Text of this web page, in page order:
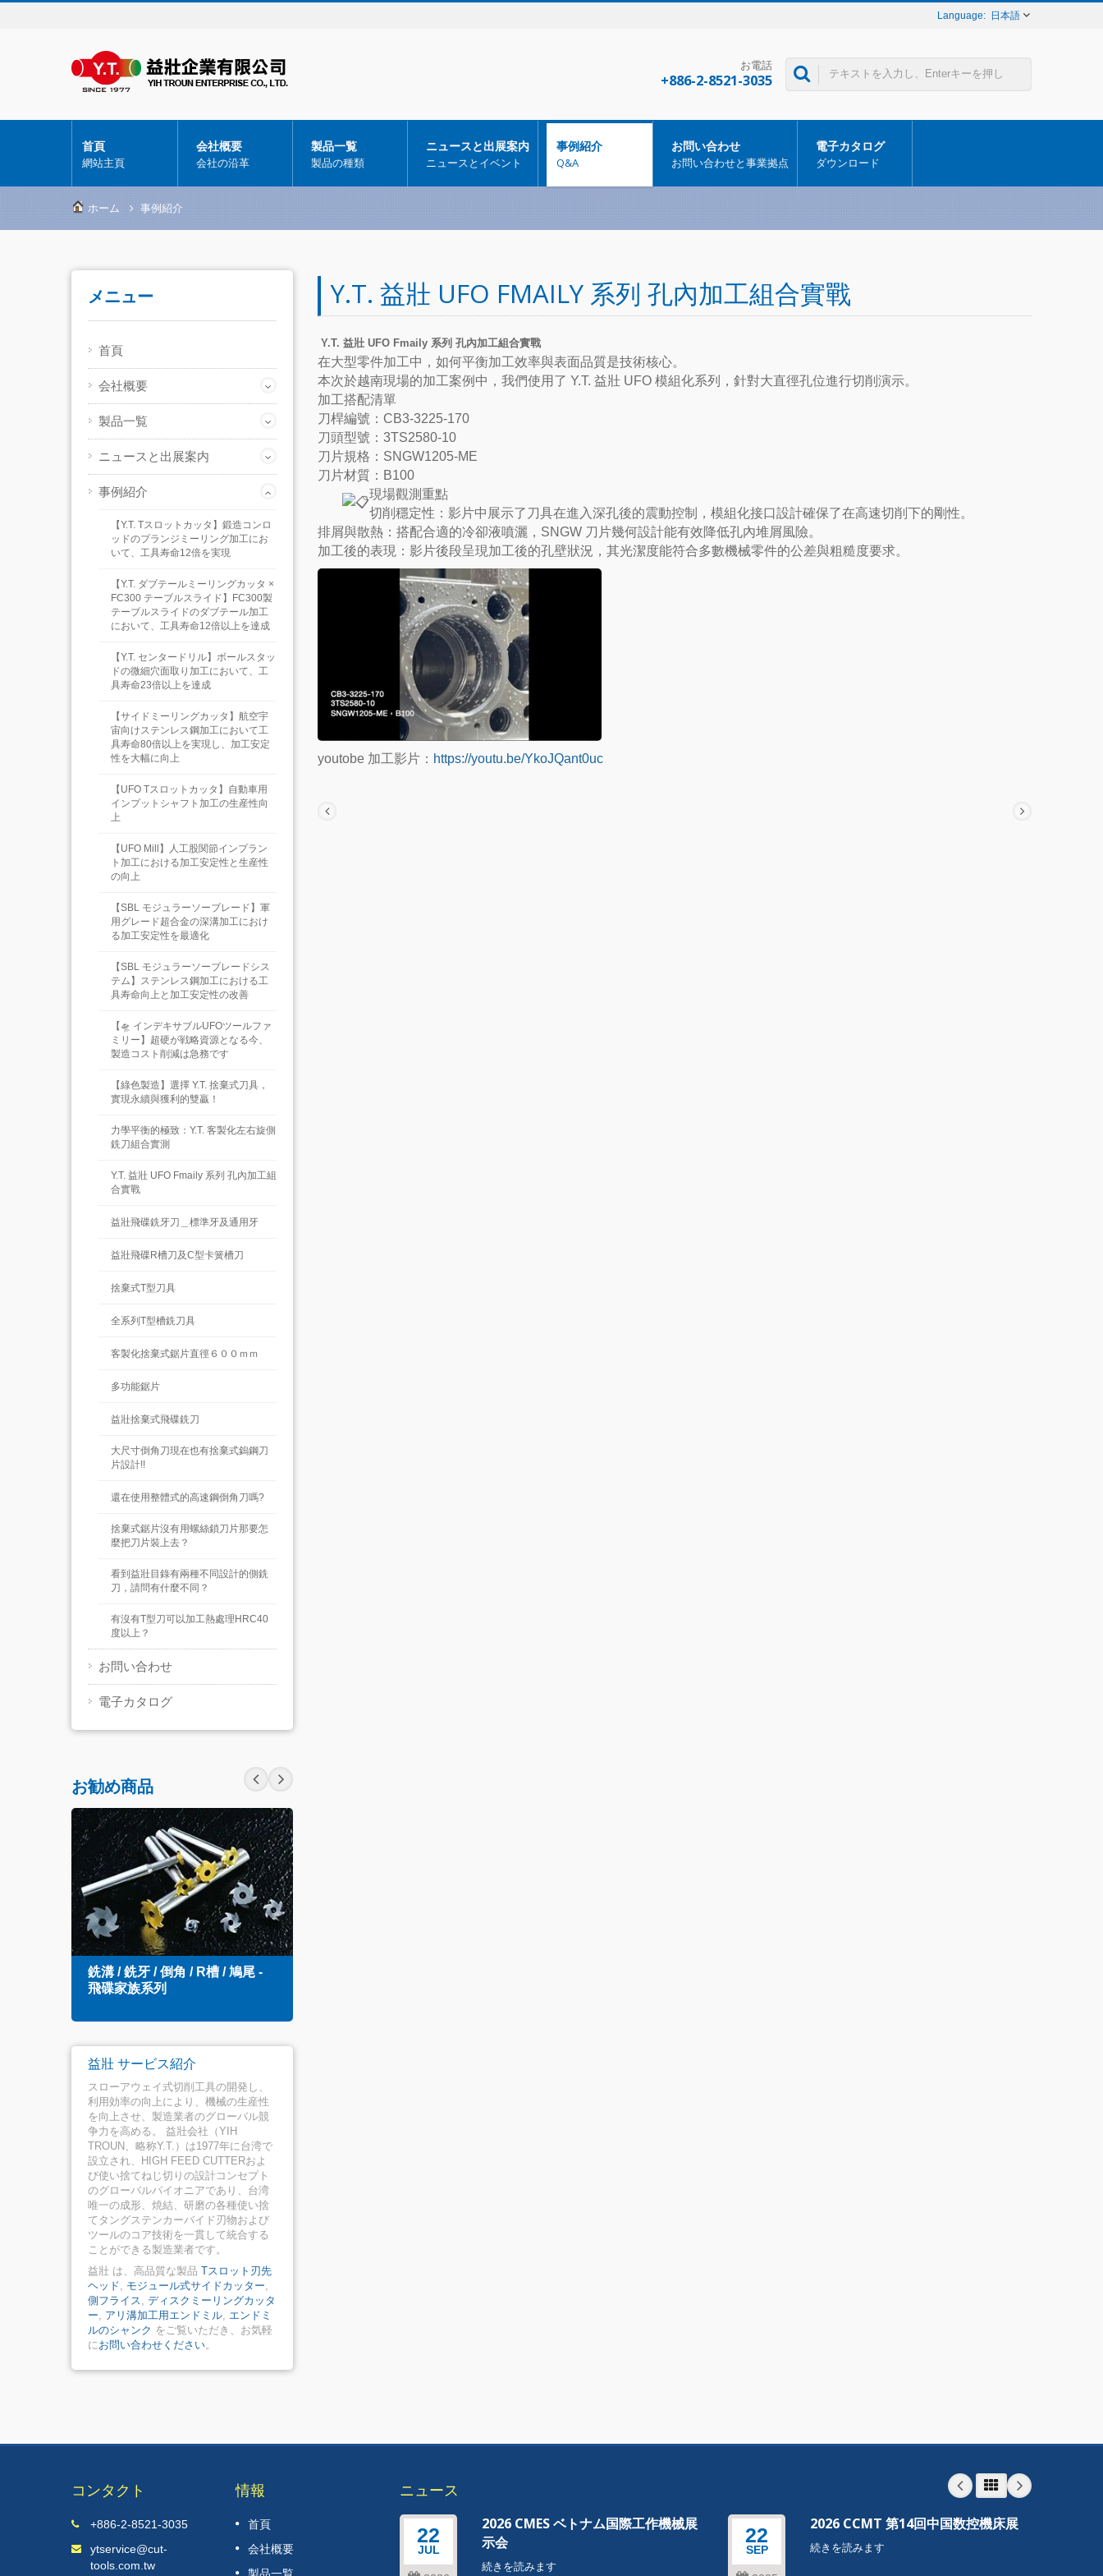
日本語
お電話
+886-2-8521-3035
首頁
網站主頁
会社概要
会社の沿革
製品一覧
製品の種類
ニュースと出展案内
ニュースとイベント
事例紹介
Q&A
お問い合わせ
お問い合わせと事業拠点
電子カタログ
ダウンロード
ホーム 事例紹介
メニュー
首頁
会社概要
製品一覧
ニュースと出展案内
事例紹介
【Y.T. Tスロットカッタ】鍛造コンロ
ッドのプランジミーリング加工にお
いて、工具寿命12倍を実現
【Y.T. ダブテールミーリングカッタ ×
FC300 テーブルスライド】FC300製
テーブルスライドのダブテール加工
において、工具寿命12倍以上を達成
【Y.T. センタードリル】ボールスタッ
ドの微細穴面取り加工において、工
具寿命23倍以上を達成
【サイドミーリングカッタ】航空宇
宙向けステンレス鋼加工において工
具寿命80倍以上を実現し、加工安定
性を大幅に向上
【UFO Tスロットカッタ】自動車用
インプットシャフト加工の生産性向
上
【UFO Mill】人工股関節インプラン
ト加工における加工安定性と生産性
の向上
【SBL モジュラーソーブレード】軍
用グレード超合金の深溝加工におけ
る加工安定性を最適化
【SBL モジュラーソーブレードシス
テム】ステンレス鋼加工における工
具寿命向上と加工安定性の改善
【🛸 インデキサブルUFOツールファ
ミリー】超硬が戦略資源となる今、
製造コスト削減は急務です
【綠色製造】選擇 Y.T. 捨棄式刀具，
實現永續與獲利的雙贏！
力學平衡的極致：Y.T. 客製化左右旋側
銑刀組合實測
Y.T. 益壯 UFO Fmaily 系列 孔內加工組
合實戰
益壯飛碟銑牙刀＿標準牙及通用牙
益壯飛碟R槽刀及C型卡簧槽刀
捨棄式T型刀具 
全系列T型槽銑刀具
客製化捨棄式鋸片直徑６００ｍｍ
多功能鋸片
益壯捨棄式飛碟銑刀
大尺寸倒角刀現在也有捨棄式鎢鋼刀
片設計!!
還在使用整體式的高速鋼倒角刀嗎?
捨棄式鋸片沒有用螺絲鎖刀片那要怎
麼把刀片裝上去？
看到益壯目錄有兩種不同設計的側銑
刀，請問有什麼不同？
有沒有T型刀可以加工熱處理HRC40
度以上？
お問い合わせ
電子カタログ
お勧め商品
銑溝 / 銑牙 / 倒角 / R槽 / 鳩尾 -
飛碟家族系列
益壯 サービス紹介
スローアウェイ式切削工具の開発し、
利用効率の向上により、機械の生産性
を向上させ、製造業者のグローバル競
争力を高める。 益壯会社（YIH
TROUN、略称Y.T.）は1977年に台湾で
設立され、HIGH FEED CUTTERおよ
び使い捨てねじ切りの設計コンセプト
のグローバルパイオニアであり、台湾
唯一の成形、焼結、研磨の各種使い捨
てタングステンカーバイド刃物および
ツールのコア技術を一貫して統合する
ことができる製造業者です。
益壯 は、高品質な製品 Tスロット刃先
ヘッド, モジュール式サイドカッター,
側フライス, ディスクミーリングカッタ
ー, アリ溝加工用エンドミル, エンドミ
ルのシャンク をご覧いただき、お気軽
にお問い合わせください。
Y.T. 益壯 UFO FMAILY 系列 孔內加工組合實戰
Y.T. 益壯 UFO Fmaily 系列 孔內加工組合實戰
在大型零件加工中，如何平衡加工效率與表面品質是技術核心。
本次於越南現場的加工案例中，我們使用了 Y.T. 益壯 UFO 模組化系列，針對大直徑孔位進行切削演示。
加工搭配清單
刀桿編號：CB3-3225-170
刀頭型號：3TS2580-10
刀片規格：SNGW1205-ME
刀片材質：B100
現場觀測重點
切削穩定性：影片中展示了刀具在進入深孔後的震動控制，模組化接口設計確保了在高速切削下的剛性。
排屑與散熱：搭配合適的冷卻液噴灑，SNGW 刀片幾何設計能有效降低孔內堆屑風險。
加工後的表現：影片後段呈現加工後的孔壁狀況，其光潔度能符合多數機械零件的公差與粗糙度要求。
youtobe 加工影片： https://youtu.be/YkoJQant0uc
コンタクト
+886-2-8521-3035
ytservice@cut-
tools.com.tw
情報
首頁
会社概要
ニュース
11
JUL
2025 IMTOS（インド機械工具・機器
展示会）
続きを読みます
22
JUL
2026 CMES ベトナム国際工作機械展
示会
続きを読みます
22
SEP
2026 CCMT 第14回中国数控機床展
続きを読みます